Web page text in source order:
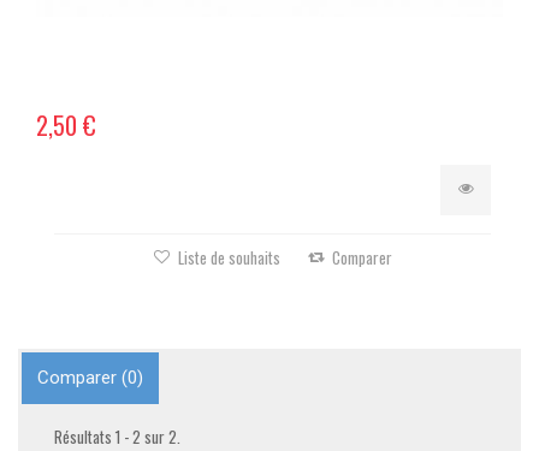
2,50 €
Liste de souhaits Comparer
Comparer (0)
Résultats 1 - 2 sur 2.